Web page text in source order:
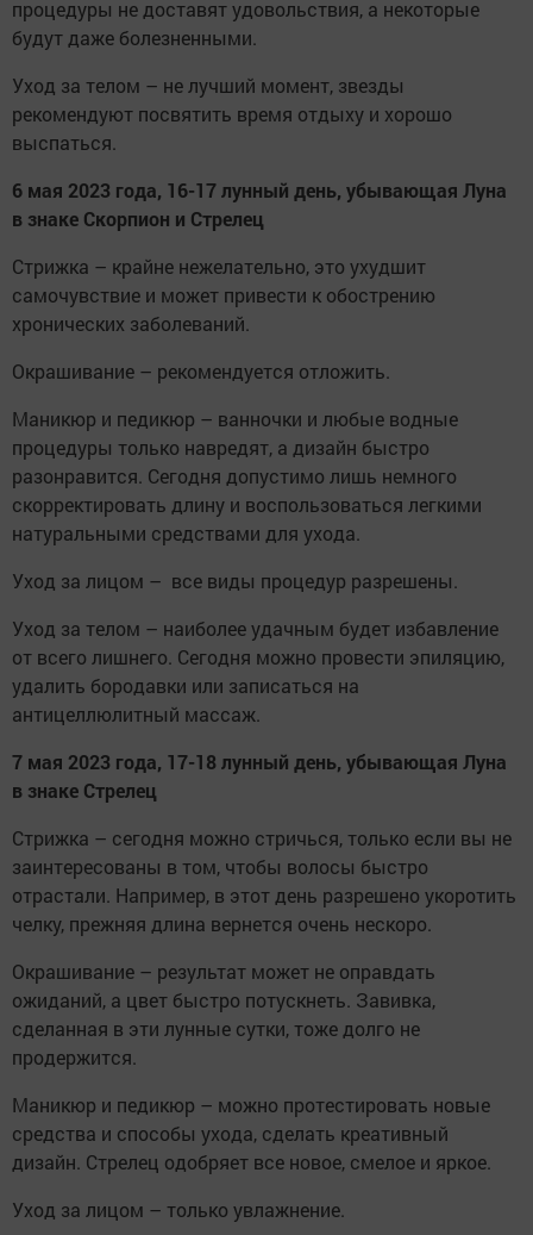
процедуры не доставят удовольствия, а некоторые
будут даже болезненными.
Уход за телом – не лучший момент, звезды
рекомендуют посвятить время отдыху и хорошо
выспаться.
6 мая 2023 года, 16-17 лунный день, убывающая Луна
в знаке Скорпион и Стрелец
Стрижка – крайне нежелательно, это ухудшит
самочувствие и может привести к обострению
хронических заболеваний.
Окрашивание – рекомендуется отложить.
Маникюр и педикюр – ванночки и любые водные
процедуры только навредят, а дизайн быстро
разонравится. Сегодня допустимо лишь немного
скорректировать длину и воспользоваться легкими
натуральными средствами для ухода.
Уход за лицом – все виды процедур разрешены.
Уход за телом – наиболее удачным будет избавление
от всего лишнего. Сегодня можно провести эпиляцию,
удалить бородавки или записаться на
антицеллюлитный массаж.
7 мая 2023 года, 17-18 лунный день, убывающая Луна
в знаке Стрелец
Стрижка – сегодня можно стричься, только если вы не
заинтересованы в том, чтобы волосы быстро
отрастали. Например, в этот день разрешено укоротить
челку, прежняя длина вернется очень нескоро.
Окрашивание – результат может не оправдать
ожиданий, а цвет быстро потускнеть. Завивка,
сделанная в эти лунные сутки, тоже долго не
продержится.
Маникюр и педикюр – можно протестировать новые
средства и способы ухода, сделать креативный
дизайн. Стрелец одобряет все новое, смелое и яркое.
Уход за лицом – только увлажнение.